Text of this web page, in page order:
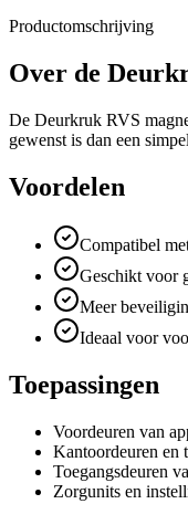
Productomschrijving
Over de
De Deurkruk RVS
gewenst is dan een
Voordelen
Compatibel
Geschikt voor
Meer
Ideaal voor
Toepassingen
Voordeuren van
Kantoordeuren en
Toegangsdeuren
Zorgunits en